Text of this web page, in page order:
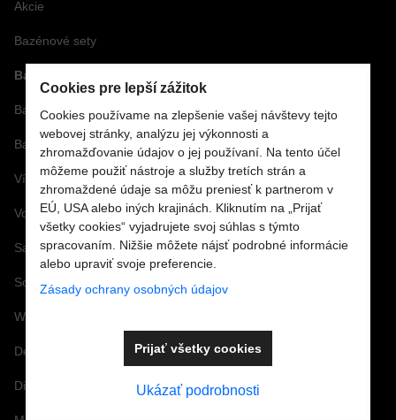
Akcie
Bazénové sety
Bazénové fólie
Bazénové príslušenstvo
Bazénová chémia a vírivková chémia
Vírivky a príslušenstvo
Vonné arómy a esencie
Saunové doplnky a Infra
Solárne a záhradné sprchy
Wellness doplnky a príslušenstvo
Dezinfekcia nôh pre bazény a kúpaliská
Dizajnové doplnky k bazénom
Cookies pre lepší zážitok
Cookies používame na zlepšenie vašej návštevy tejto
webovej stránky, analýzu jej výkonnosti a
zhromažďovanie údajov o jej používaní. Na tento účel
môžeme použiť nástroje a služby tretích strán a
zhromaždené údaje sa môžu preniesť k partnerom v
EÚ, USA alebo iných krajinách. Kliknutím na „Prijať
všetky cookies“ vyjadrujete svoj súhlas s týmto
spracovaním. Nižšie môžete nájsť podrobné informácie
alebo upraviť svoje preferencie.
Zásady ochrany osobných údajov
Ukázať podrobnosti
Prijať všetky cookies